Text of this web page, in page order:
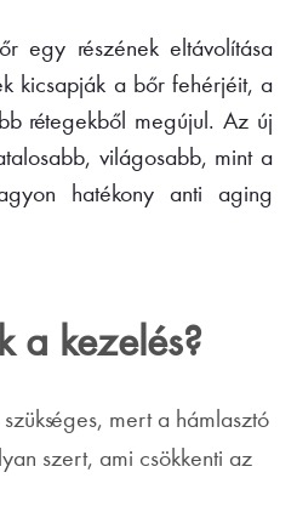
egy részének eltávolítása
kicsapják a bőr fehérjéit, a
rétegekből megújul. Az új
világosabb, mint a
hatékony anti aging
a kezelés?
mert a hámlasztó
szert, ami csökkenti az